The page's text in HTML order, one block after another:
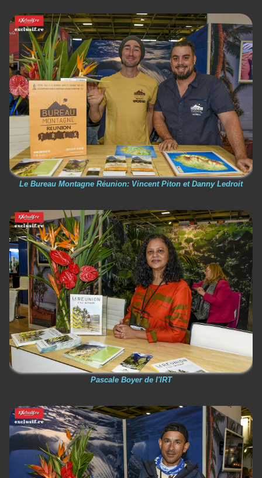
Le Bureau Montagne Réunion: Vincent Piton et Danny Ledroit
Pascale Boyer de l'IRT